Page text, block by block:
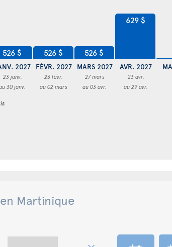
526 $
2027
23 janv.
30 janv.
526 $
FÉVR. 2027
23 févr.
au 02 mars
526 $
MARS 2027
27 mars
au 03 avr.
629 $
AVR. 2027
23 avr.
au 29 avr.
Martinique